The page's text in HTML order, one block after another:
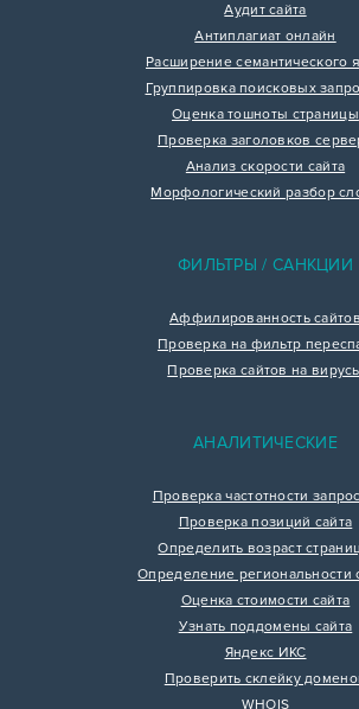
Аудит сайта
Антиплагиат онлайн
Расширение семантического
Группировка поисковых
Оценка тошноты страницы
Проверка заголовков
Анализ скорости сайта
Морфологический разбор
ФИЛЬТРЫ / САНКЦИИ
Аффилированность сайтов
Проверка на фильтр
Проверка сайтов на
АНАЛИТИЧЕСКИЕ
Проверка частотности
Проверка позиций сайта
Определить возраст
Определение региональности
Оценка стоимости сайта
Узнать поддомены сайта
Яндекс ИКС
Проверить склейку
WHOIS